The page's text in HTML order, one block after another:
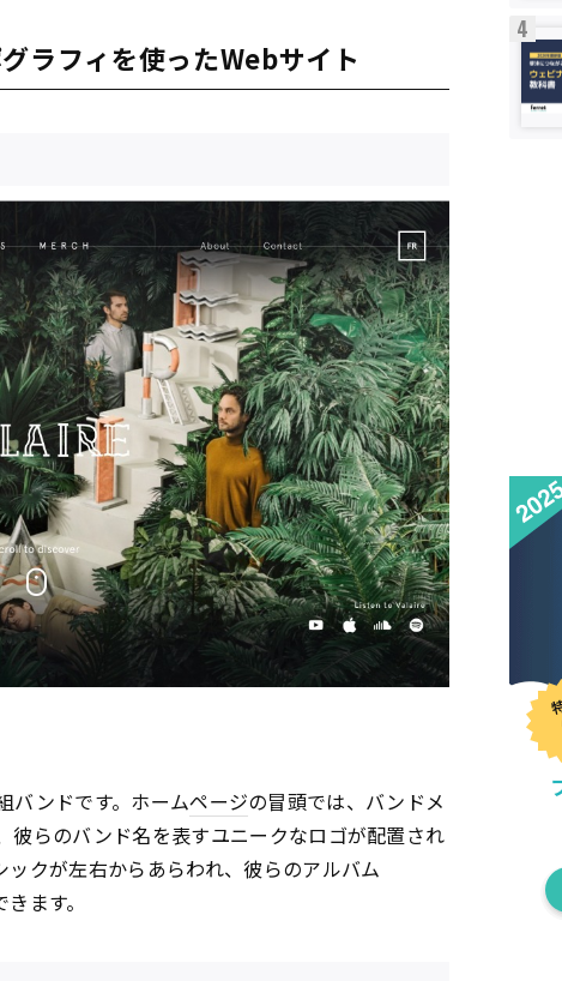
ラフィを使ったWebサイト
バンドです。ホームページの冒頭では、バンドメ
彼らのバンド名を表すユニークなロゴが配置され
ックが左右からあらわれ、彼らのアルバム
ます。